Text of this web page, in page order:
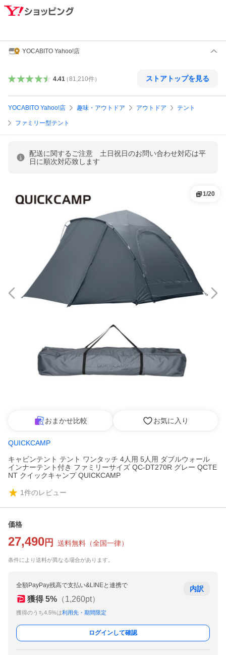
YOCABITO Yahoo!店
4.41（81,210件） ストアトップを見る
YOCABITO Yahoo!店 趣味・アウトドア アウトドア テント
ファミリー型テント
配送に関するご注意 土日祝日のお問い合わせ対応は平
日に順次対応致します
1/20
おまかせ比較 お気に入り
QUICKCAMP
キャビンテント テント ワンタッチ 4人用 5人用 ダブルウォール
インナーテント付き ファミリーサイズ QC-DT270R グレー QCTE
NT クイックキャンプ QUICKCAMP
1件のレビュー
価格
27,490 円 送料無料 （全国一律）
条件により送料が異なる場合があります。
全額PayPay残高で支払い&LINEと連携で
獲得 5% （1,260pt）
獲得のうち4.5%は利用先・期間限定
内訳
ログインして確認